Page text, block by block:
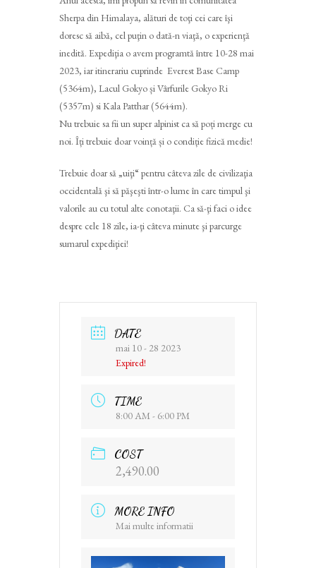
Sherpa din Himalaya, alături de toţi cei care îşi
doresc să aibă, cel puţin o dată-n viaţă, o experienţă
inedită. Expediţia o avem programtă între 10-28 mai
2023, iar itinerariu cuprinde Everest Base Camp
(5364m), Lacul Gokyo și Vârfurile Gokyo Ri
(5357m) si Kala Patthar (5644m).
Nu trebuie sa fii un super alpinist ca să poți merge cu
noi. Îți trebuie doar voință și o condiție fizică medie!
Trebuie doar să „uiţi“ pentru câteva zile de civilizaţia
occidentală şi să păşeşti într-o lume în care timpul şi
valorile au cu totul alte conotaţii. Ca să-ţi faci o idee
despre cele 18 zile, ia-ţi câteva minute şi parcurge
sumarul expediţiei!
DATE
mai 10 - 28 2023
Expired!
TIME
8:00 AM - 6:00 PM
COST
2,490.00
MORE INFO
Mai multe informatii